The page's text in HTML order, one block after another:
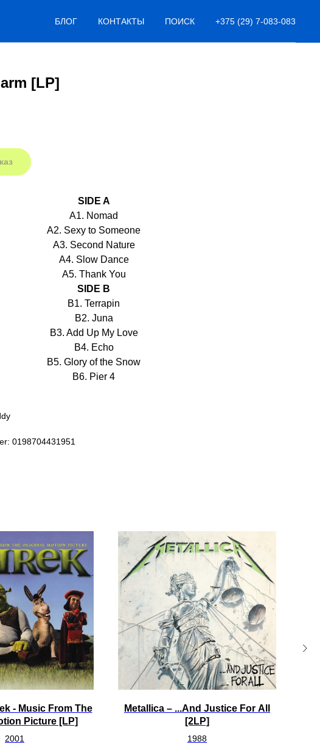
БЛОГ КОНТАКТЫ ПОИСК +375 (29) 7-083-083
[LP]
SIDE A
A1. Nomad
A2. Sexy to Someone
A3. Second Nature
A4. Slow Dance
A5. Thank You
SIDE B
B1. Terrapin
B2. Juna
B3. Add Up My Love
B4. Echo
B5. Glory of the Snow
B6. Pier 4
0198704431951
- Music From The
Picture [LP]
2001
Metallica – ...And Justice For All
[2LP]
1988